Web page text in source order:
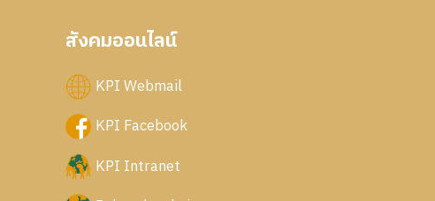
สังคมออนไลน์
KPI Webmail
KPI Facebook
KPI Intranet